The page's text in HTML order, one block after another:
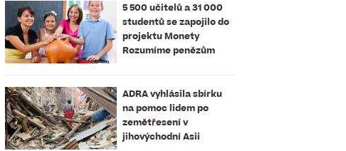
5 500 učitelů a 31 000
studentů se zapojilo do
projektu Monety
Rozumíme penězům
ADRA vyhlásila sbírku
na pomoc lidem po
zemětřesení v
jihovýchodní Asii